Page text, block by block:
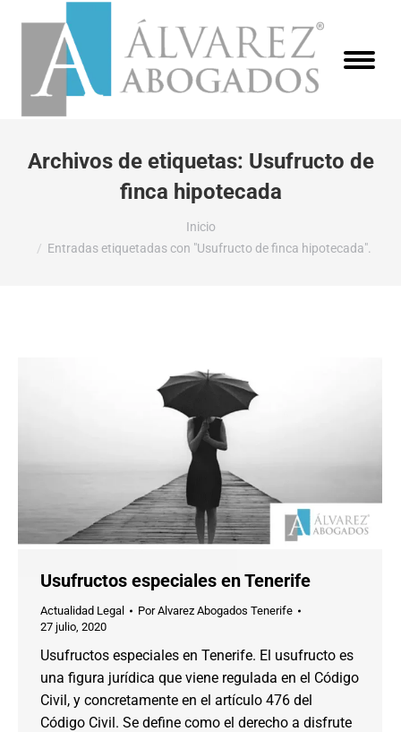
Archivos de etiquetas: Usufructo de
finca hipotecada
Inicio
Entradas etiquetadas con "Usufructo de finca hipotecada".
Usufructos especiales en Tenerife
Actualidad Legal PorAlvarez Abogados Tenerife
27 julio, 2020
Usufructos especiales en Tenerife. El usufructo es
una figura jurídica que viene regulada en el Código
Civil, y concretamente en el artículo 476 del
Código Civil. Se define como el derecho a disfrute